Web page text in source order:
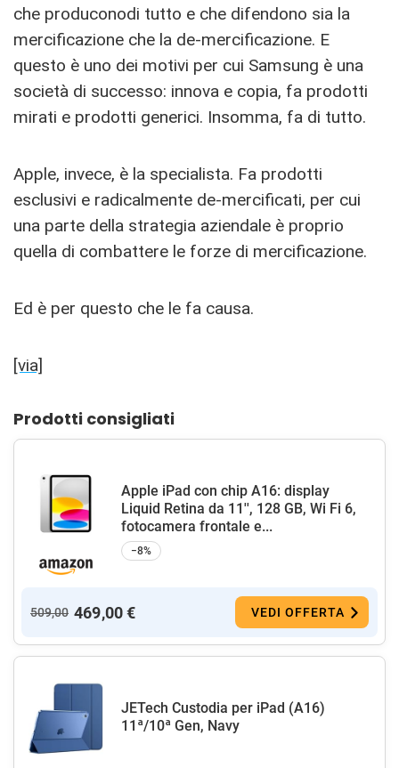
che produconodi tutto e che difendono sia la
mercificazione che la de-mercificazione. E
questo è uno dei motivi per cui Samsung è una
società di successo: innova e copia, fa prodotti
mirati e prodotti generici. Insomma, fa di tutto.
Apple, invece, è la specialista. Fa prodotti
esclusivi e radicalmente de-mercificati, per cui
una parte della strategia aziendale è proprio
quella di combattere le forze di mercificazione.
Ed è per questo che le fa causa.
[via]
Prodotti consigliati
Apple iPad con chip A16: display
Liquid Retina da 11'', 128 GB, Wi Fi 6,
fotocamera frontale e...
−8%
509,00 469,00 € VEDI OFFERTA
JETech Custodia per iPad (A16)
11ª/10ª Gen, Navy